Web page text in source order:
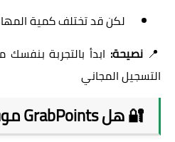
لكن قد تختلف كمية
📍نصيحة: ابدأ بالتجربة بنفسك
التسجيل المجاني
🔐 هل GrabPoints موقع موثوق؟